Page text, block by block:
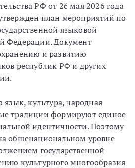
РФ от 26 мая 2026 года
план мероприятий по
языковой
Федерации. Документ
и развитию
республик РФ и других
культура, народная
традиции формируют единое
идентичности. Поэтому
общенациональном уровне
государственной
культурного многообразия